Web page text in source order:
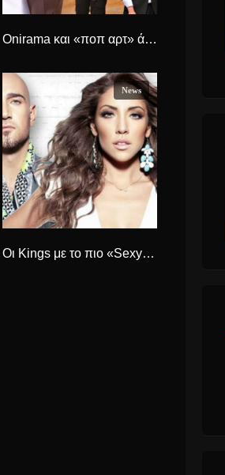
Onirama και «ποπ αρτ» άλμπουμ, νέα κυκλοφορία
News
Οι Kings με το πιο «Sexy» hit του καλοκαιριού